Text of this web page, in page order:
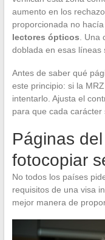
aumento en los
proporcionada no
lectores ópticos .
doblada en esas líneas
Antes de saber qué
este principio: si la
intentarlo. Ajusta el
para que cada carácter
Páginas
fotocopiar
No todos los países
requisitos de una visa
mejor manera de